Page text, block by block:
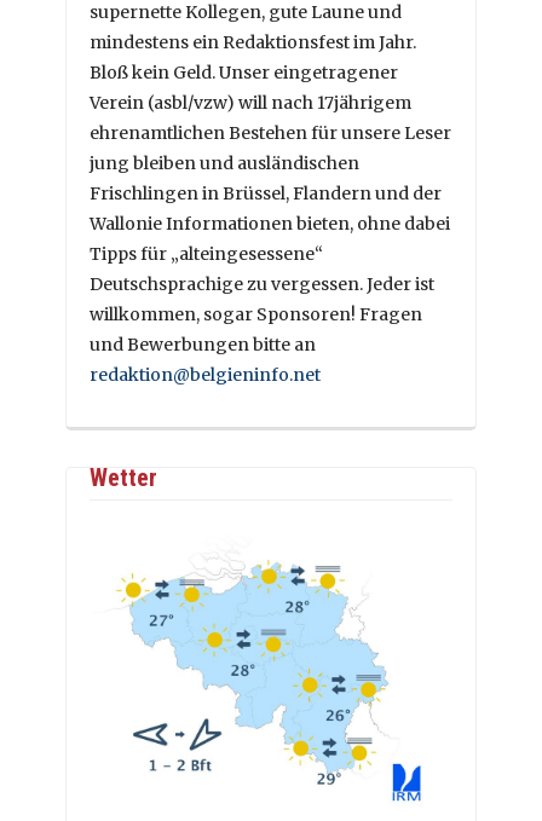
supernette Kollegen, gute Laune und
mindestens ein Redaktionsfest im Jahr.
Bloß kein Geld. Unser eingetragener
Verein (asbl/vzw) will nach 17jährigem
ehrenamtlichen Bestehen für unsere Leser
jung bleiben und ausländischen
Frischlingen in Brüssel, Flandern und der
Wallonie Informationen bieten, ohne dabei
Tipps für „alteingesessene“
Deutschsprachige zu vergessen. Jeder ist
willkommen, sogar Sponsoren! Fragen
und Bewerbungen bitte an
redaktion@belgieninfo.net
Wetter